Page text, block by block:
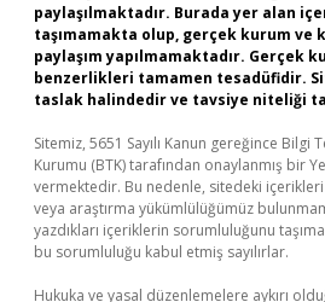
paylaşılmaktadır. Burada yer alan
taşımamakta olup, gerçek kurum ve
paylaşım yapılmamaktadır. Gerçek
benzerlikleri tamamen tesadüfidir.
taslak halindedir ve tavsiye niteliği
Sitemiz, 5651 Sayılı Kanun gereğince Bilgi
Kurumu (BTK) tarafından onaylanmış bir
vermektedir. Bu nedenle, sitedeki
veya araştırma yükümlülüğümüz
yazdıkları içeriklerin sorumluluğunu
bu sorumluluğu kabul etmiş sayılırlar.
Hukuka ve yasal düzenlemelere aykırı